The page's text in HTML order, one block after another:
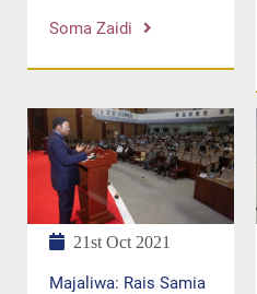
Soma Zaidi
21st Oct 2021
Majaliwa: Rais Samia